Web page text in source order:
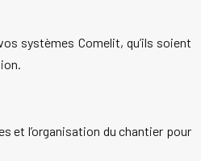
systèmes Comelit, qu’ils soient
et l’organisation du chantier pour